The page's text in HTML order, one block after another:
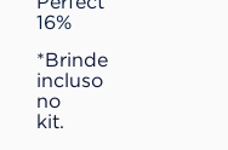
16%
*Brinde
incluso
no
kit.